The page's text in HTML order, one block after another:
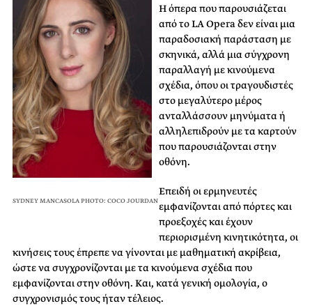
SYDNEY MANCASOLA PHOTO: COCO JOURDAN
Η όπερα που παρουσιάζεται
από το LA Opera δεν είναι μια
παραδοσιακή παράσταση με
σκηνικά, αλλά μια σύγχρονη
παραλλαγή με κινούμενα
σχέδια, όπου οι τραγουδιστές
στο μεγαλύτερο μέρος
ανταλλάσσουν μηνύματα ή
αλληλεπιδρούν με τα καρτούν
που παρουσιάζονται στην
οθόνη.
Επειδή οι ερμηνευτές
εμφανίζονται από πόρτες και
προεξοχές και έχουν
περιορισμένη κινητικότητα, οι
κινήσεις τους έπρεπε να γίνονται με μαθηματική ακρίβεια,
ώστε να συγχρονίζονται με τα κινούμενα σχέδια που
εμφανίζονται στην οθόνη. Και, κατά γενική ομολογία, ο
συγχρονισμός τους ήταν τέλειος.